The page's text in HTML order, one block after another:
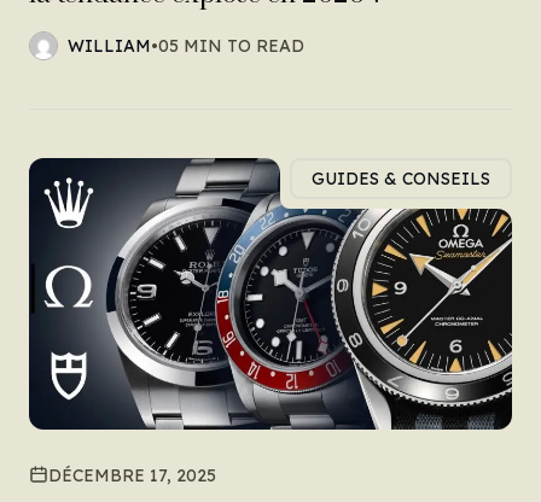
WILLIAM•05 MIN TO READ
GUIDES & CONSEILS
DÉCEMBRE 17, 2025